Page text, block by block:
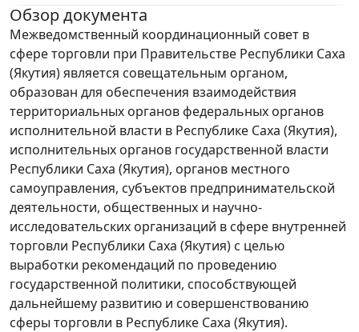
Обзор документа
Межведомственный координационный совет в
сфере торговли при Правительстве Республики Саха
(Якутия) является совещательным органом,
образован для обеспечения взаимодействия
территориальных органов федеральных органов
исполнительной власти в Республике Саха (Якутия),
исполнительных органов государственной власти
Республики Саха (Якутия), органов местного
самоуправления, субъектов предпринимательской
деятельности, общественных и научно-
исследовательских организаций в сфере внутренней
торговли Республики Саха (Якутия) с целью
выработки рекомендаций по проведению
государственной политики, способствующей
дальнейшему развитию и совершенствованию
сферы торговли в Республике Саха (Якутия).